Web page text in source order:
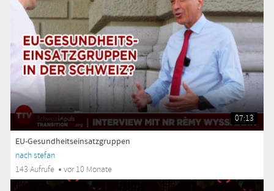
07:13
EU-Gesundheitseinsatzgruppen
nach stefan
143 Aufrufe
vor 10 Monate